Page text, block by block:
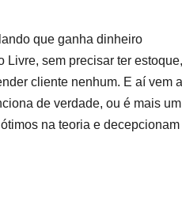
que ganha dinheiro
Livre, sem precisar ter estoque,
cliente nenhum. E aí vem a
de verdade, ou é mais um
na teoria e decepcionam